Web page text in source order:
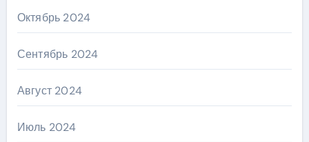
Октябрь 2024
Сентябрь 2024
Август 2024
Июль 2024